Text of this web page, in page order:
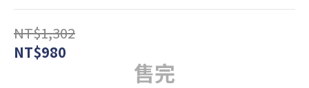
NT$1,302
NT$980
售完